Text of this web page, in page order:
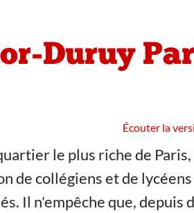
Duruy
Écouter la
le plus riche de
de collégiens et de lycéens
Il n'empêche que, depuis